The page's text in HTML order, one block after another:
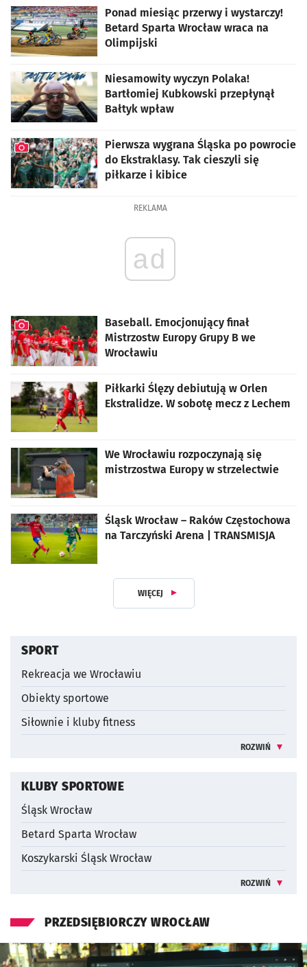
Ponad miesiąc przerwy i wystarczy!
Betard Sparta Wrocław wraca na
Olimpijski
Niesamowity wyczyn Polaka!
Bartłomiej Kubkowski przepłynął
Bałtyk wpław
Pierwsza wygrana Śląska po powrocie
do Ekstraklasy. Tak cieszyli się
piłkarze i kibice
REKLAMA
ad
Baseball. Emocjonujący finał
Mistrzostw Europy Grupy B we
Wrocławiu
Piłkarki Ślęzy debiutują w Orlen
Ekstralidze. W sobotę mecz z Lechem
We Wrocławiu rozpoczynają się
mistrzostwa Europy w strzelectwie
Śląsk Wrocław – Raków Częstochowa
na Tarczyński Arena | TRANSMISJA
WIĘCEJ Z DZIAŁUSPORT I REKREACJA
SPORT
Rekreacja we Wrocławiu
Obiekty sportowe
Siłownie i kluby fitness
ROZWIŃ
KLUBY SPORTOWE
Śląsk Wrocław
Betard Sparta Wrocław
Koszykarski Śląsk Wrocław
ROZWIŃ
PRZEDSIĘBIORCZY WROCŁAW